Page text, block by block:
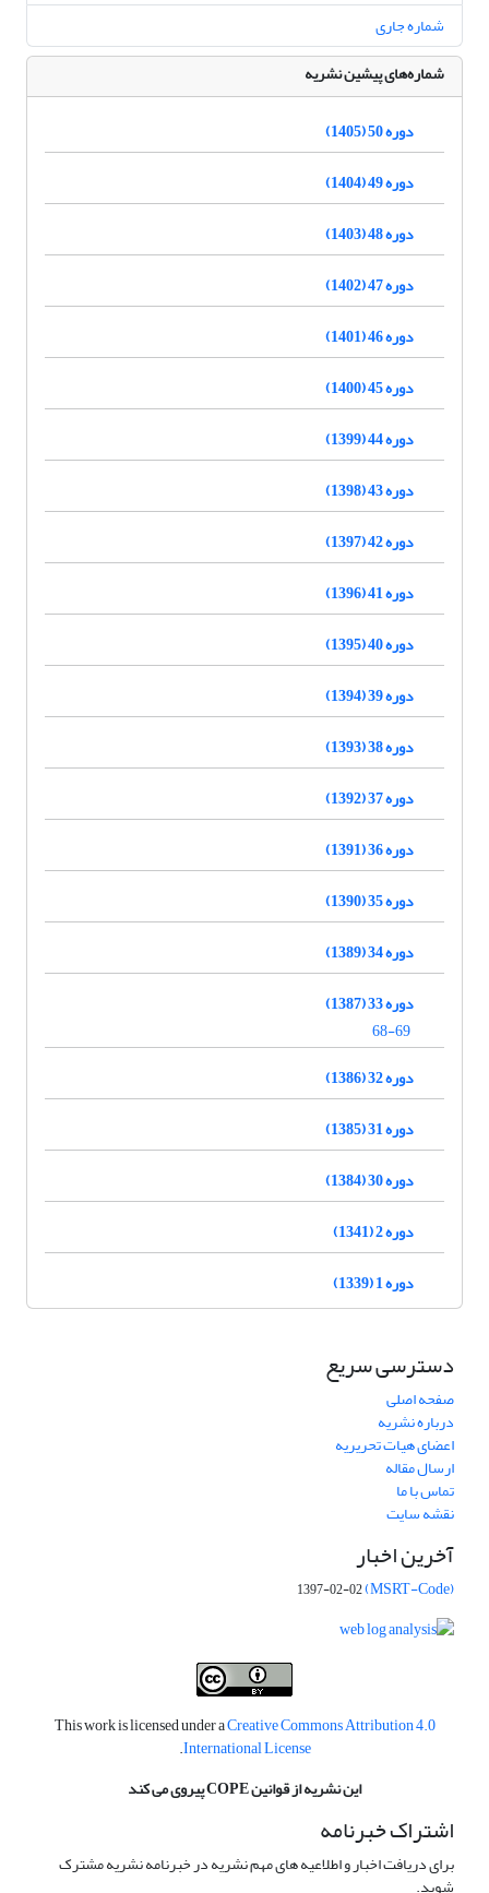
شماره جاری
شماره‌های پیشین نشریه
دوره 50 (1405)
دوره 49 (1404)
دوره 48 (1403)
دوره 47 (1402)
دوره 46 (1401)
دوره 45 (1400)
دوره 44 (1399)
دوره 43 (1398)
دوره 42 (1397)
دوره 41 (1396)
دوره 40 (1395)
دوره 39 (1394)
دوره 38 (1393)
دوره 37 (1392)
دوره 36 (1391)
دوره 35 (1390)
دوره 34 (1389)
دوره 33 (1387)
68-69
دوره 32 (1386)
دوره 31 (1385)
دوره 30 (1384)
دوره 2 (1341)
دوره 1 (1339)
دسترسی سریع
صفحه اصلی
درباره نشریه
اعضای هیات تحریریه
ارسال مقاله
تماس با ما
نقشه سایت
آخرین اخبار
(MSRT-Code)
1397-02-02
This work is licensed under aCreative Commons Attribution 4.0
International License
.
این نشریه از قوانین COPE پیروی می کند
اشتراک خبرنامه
برای دریافت اخبار و اطلاعیه های مهم نشریه در خبرنامه نشریه مشترک
شوید.